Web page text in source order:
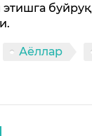
этишга
Аёллар